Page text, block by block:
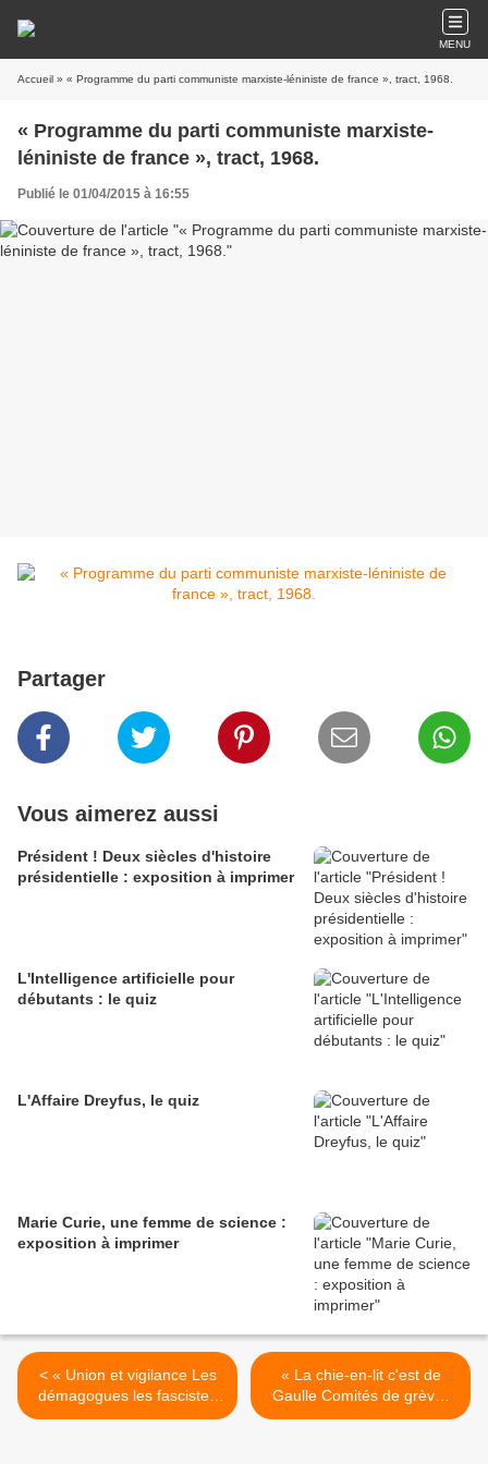
MENU
Accueil » « Programme du parti communiste marxiste-léniniste de france », tract, 1968.
« Programme du parti communiste marxiste-
léniniste de france », tract, 1968.
Publié le 01/04/2015 à 16:55
Partager
Vous aimerez aussi
Président ! Deux siècles d'histoire
présidentielle : exposition à imprimer
L'Intelligence artificielle pour
débutants : le quiz
L'Affaire Dreyfus, le quiz
Marie Curie, une femme de science :
exposition à imprimer
< « Union et vigilance Les
démagogues les fascistes
la dictature rouge les
« La chie-en-lit c'est de
Gaulle Comités de grève-
ouvriers-étudiants-